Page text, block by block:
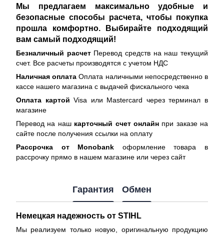
Мы предлагаем максимально удобные и
безопасные способы расчета, чтобы покупка
прошла комфортно. Выбирайте подходящий
вам самый подходящий!
Безналичный расчетПеревод средств на наш текущий
счет. Все расчеты производятся с учетом НДС
Наличная оплата Оплата наличными непосредственно в
кассе нашего магазина с выдачей фискального чека
Оплата картой Visa или Mastercard через терминал в
магазине
Перевод на наш карточный счет онлайнпри заказе на
сайте после получения ссылки на оплату
Рассрочка от Monobank оформление товара в
рассрочку прямо в нашем магазине или через сайт
Гарантия Обмен
Немецкая надежность от STIHL
Мы реализуем только новую, оригинальную продукцию